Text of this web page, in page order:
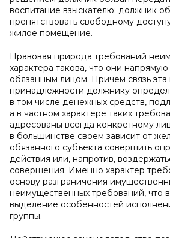
воспитание взыскателю; должник
препятствовать свободному
жилое помещение.
Правовая природа требований
характера такова, что они
обязанным лицом. Причем связь эта
принадлежности должнику
в том числе денежных средств,
а в частном характере таких
адресованы всегда конкретному
в большинстве своем зависит от
обязанного субъекта совершить
действия или, напротив,
совершения. Именно характер
основу разграничения
неимущественных требований, что
выделение особенностей
группы.